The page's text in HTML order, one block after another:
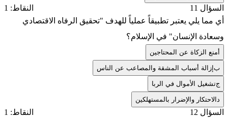
السؤال 11
النقاط: 1
أي مما يلي يعتبر تطبيقاً عملياً للهدف "تحقيق الرفاه الاقتصادي
وسعادة الإنسان" في الإسلام؟
منع الزكاة عن المحتاجين
بإزالة أسباب المشقة والمصاعب عن الناس
جتشغيل الأموال في الربا
الاحتكار والإضرار بالمستهلكين
السؤال 12
النقاط: 1